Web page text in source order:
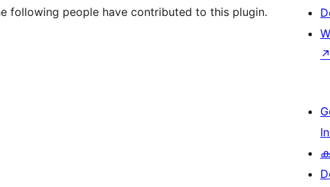
following people have contributed to this plugin.
↗